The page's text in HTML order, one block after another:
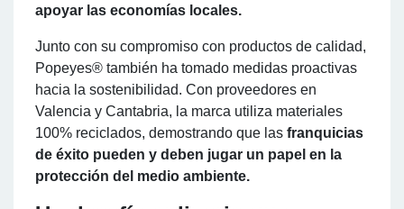
apoyar las economías locales.
Junto con su compromiso con productos de calidad,
Popeyes® también ha tomado medidas proactivas
hacia la sostenibilidad. Con proveedores en
Valencia y Cantabria, la marca utiliza materiales
100% reciclados, demostrando que las franquicias
de éxito pueden y deben jugar un papel en la
protección del medio ambiente.